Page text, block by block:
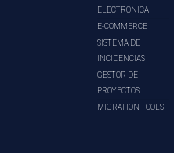
ELECTRÓNICA
E-COMMERCE
SISTEMA DE
INCIDENCIAS
GESTOR DE
PROYECTOS
MIGRATION TOOLS